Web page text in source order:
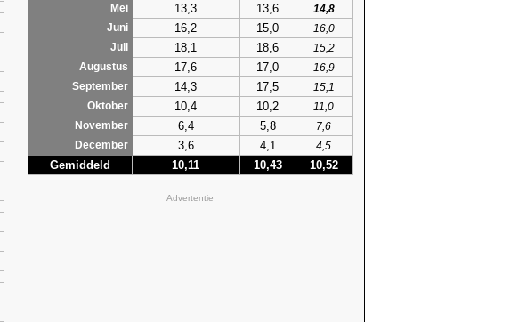
Mei 13,3 13,6
14,8
Juni
16,2 15,0
16,0
Juli
18,1 18,6
15,2
Augustus
17,6 17,0
16,9
September
14,3 17,5
15,1
Oktober
10,4 10,2
11,0
November
6,4 5,8
7,6
December
3,6 4,1 4,5
Gemiddeld 10,11 10,43 10,52
Advertentie